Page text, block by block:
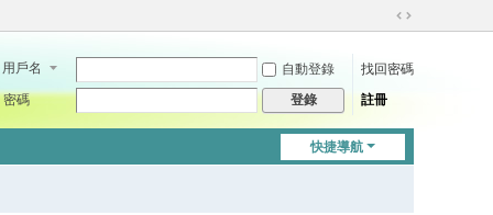
切
到
用戶名 自動登錄
找回密碼
密碼
登錄 註冊
快捷導航